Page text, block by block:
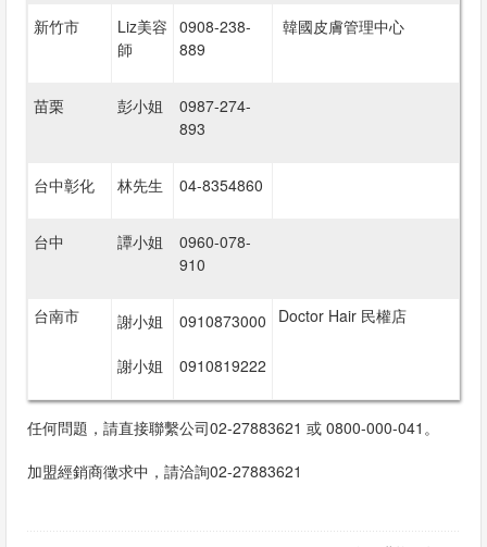
新竹市
Liz美容
師
0908-238-
889
韓國皮膚管理中心
苗栗 彭小姐
0987-274-
893
台中彰化 林先生 04-8354860
台中 譚小姐
0960-078-
910
台南市 謝小姐
謝小姐
0910873000
0910819222
Doctor Hair 民權店
任何問題，請直接聯繫公司02-27883621 或 0800-000-041。
加盟經銷商徵求中，請洽詢02-27883621